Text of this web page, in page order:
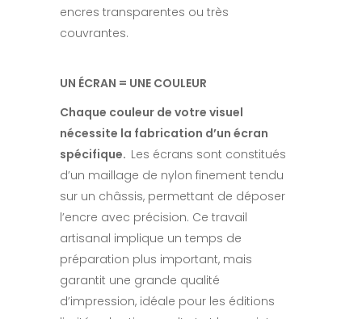
encres transparentes ou très
couvrantes.
UN ÉCRAN = UNE COULEUR
Chaque couleur de votre visuel
nécessite la fabrication d’un écran
spécifique. Les écrans sont constitués
d’un maillage de nylon finement tendu
sur un châssis, permettant de déposer
l’encre avec précision. Ce travail
artisanal implique un temps de
préparation plus important, mais
garantit une grande qualité
d’impression, idéale pour les éditions